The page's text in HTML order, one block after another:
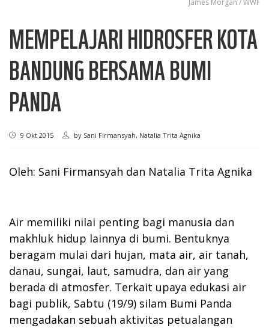
James Morgan / WWF
MEMPELAJARI HIDROSFER KOTA
BANDUNG BERSAMA BUMI
PANDA
9 Okt 2015 by Sani Firmansyah, Natalia Trita Agnika
Oleh: Sani Firmansyah dan Natalia Trita Agnika
Air memiliki nilai penting bagi manusia dan
makhluk hidup lainnya di bumi. Bentuknya
beragam mulai dari hujan, mata air, air tanah,
danau, sungai, laut, samudra, dan air yang
berada di atmosfer. Terkait upaya edukasi air
bagi publik, Sabtu (19/9) silam Bumi Panda
mengadakan sebuah aktivitas petualangan